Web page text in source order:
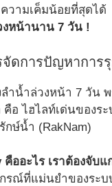
วามเค็มน้อยที่สุดได้
งหน้านาน 7 วัน !
ดการปัญหาการ
น้ำล่วงหน้า 7 วัน
อ ไฮไลท์เด่นของร
ษ์น้ำ (RakNam)
ออะไร เราต้องจับ
รณ์ที่แม่นยำของระ